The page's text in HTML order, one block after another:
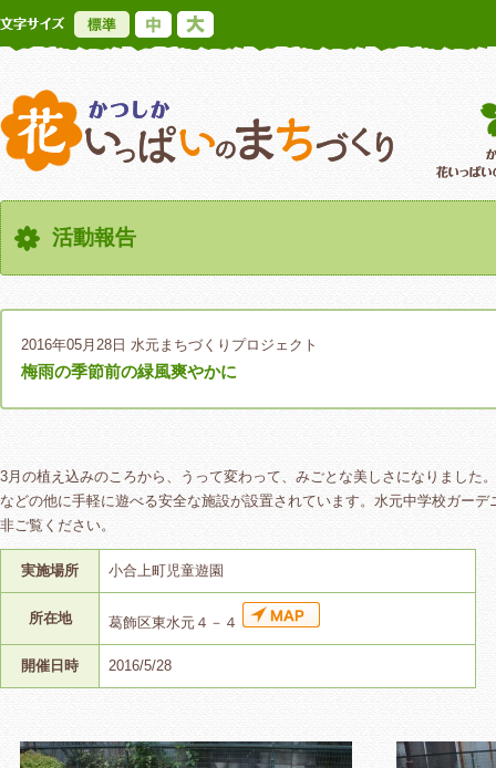
標準
かつしか花い
活動報告
2016年05月28日 水元まちづくりプロジェクト
梅雨の季節前の緑風爽やかに
3月の植え込みのころから、うって変わって、みごとな美しさになりました
などの他に手軽に遊べる安全な施設が設置されています。水元中学校ガー
非ご覧ください。
実施場所 小合上町児童遊園
所在地 葛飾区東水元４－４
開催日時 2016/5/28